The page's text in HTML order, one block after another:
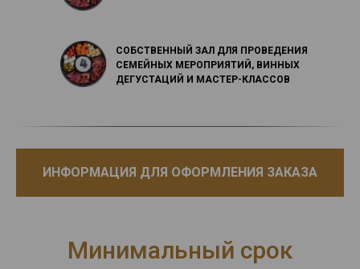
СОБСТВЕННЫЙ ЗАЛ ДЛЯ ПРОВЕДЕНИЯ
СЕМЕЙНЫХ МЕРОПРИЯТИЙ, ВИННЫХ
ДЕГУСТАЦИЙ И МАСТЕР-КЛАССОВ
ИНФОРМАЦИЯ ДЛЯ ОФОРМЛЕНИЯ ЗАКАЗА
Минимальный срок